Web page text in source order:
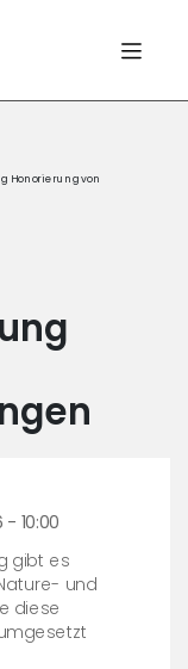
Honorierung von
10:00
gibt es
und
diese